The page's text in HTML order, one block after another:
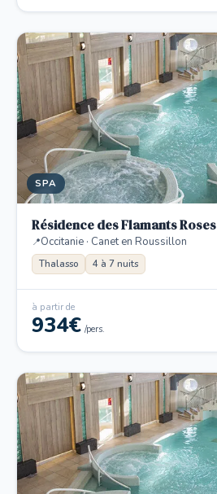
SPA
Résidence des Flamants Roses
Occitanie · Canet en Roussillon
Thalasso 4 à 7 nuits
à partir de
934€ /pers.